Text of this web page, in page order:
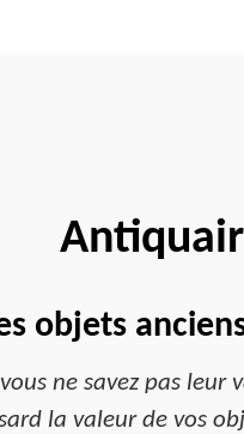
objets
ne savez pas
la valeur de vos